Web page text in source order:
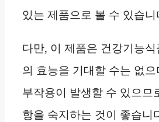
있는 제품으로 볼 수 있습니
다만, 이 제품은 건강기능
의 효능을 기대할 수는 없으
부작용이 발생할 수 있으므
항을 숙지하는 것이 좋습니